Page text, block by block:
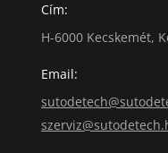
Cím:
H-6000 Kecskemét,
Email: